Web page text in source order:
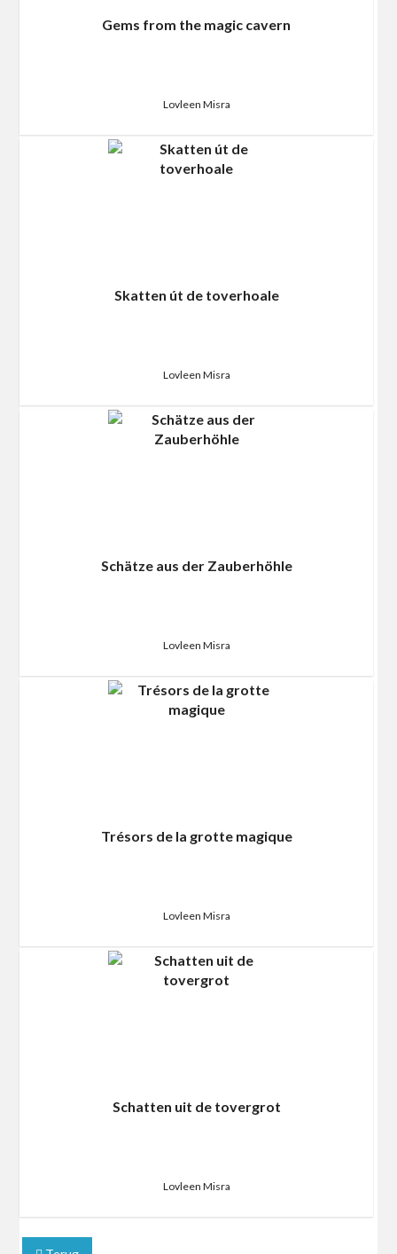
Gems from the magic cavern
Lovleen Misra
Skatten út de toverhoale
Lovleen Misra
Schätze aus der Zauberhöhle
Lovleen Misra
Trésors de la grotte magique
Lovleen Misra
Schatten uit de tovergrot
Lovleen Misra